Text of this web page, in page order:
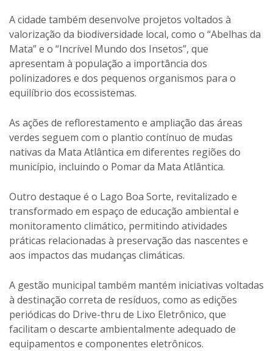
A cidade também desenvolve projetos voltados à
valorização da biodiversidade local, como o “Abelhas da
Mata” e o “Incrível Mundo dos Insetos”, que
apresentam à população a importância dos
polinizadores e dos pequenos organismos para o
equilíbrio dos ecossistemas.
As ações de reflorestamento e ampliação das áreas
verdes seguem com o plantio contínuo de mudas
nativas da Mata Atlântica em diferentes regiões do
município, incluindo o Pomar da Mata Atlântica.
Outro destaque é o Lago Boa Sorte, revitalizado e
transformado em espaço de educação ambiental e
monitoramento climático, permitindo atividades
práticas relacionadas à preservação das nascentes e
aos impactos das mudanças climáticas.
A gestão municipal também mantém iniciativas voltadas
à destinação correta de resíduos, como as edições
periódicas do Drive-thru de Lixo Eletrônico, que
facilitam o descarte ambientalmente adequado de
equipamentos e componentes eletrônicos.